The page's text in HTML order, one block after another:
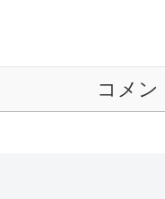
コメン